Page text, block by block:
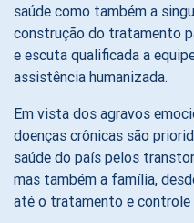
saúde como também a
construção do tratamento
e escuta qualificada a
assistência humanizada.
Em vista dos agravos
doenças crônicas são
saúde do país pelos
mas também a família,
até o tratamento e controle